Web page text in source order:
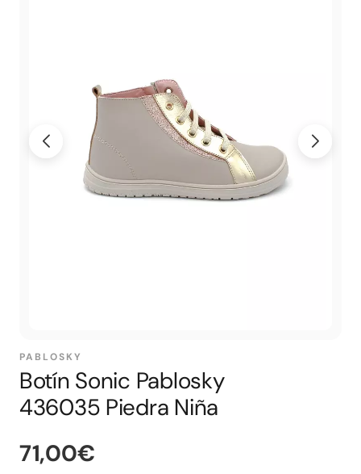
PABLOSKY
Botín Sonic Pablosky
436035 Piedra Niña
71,00€